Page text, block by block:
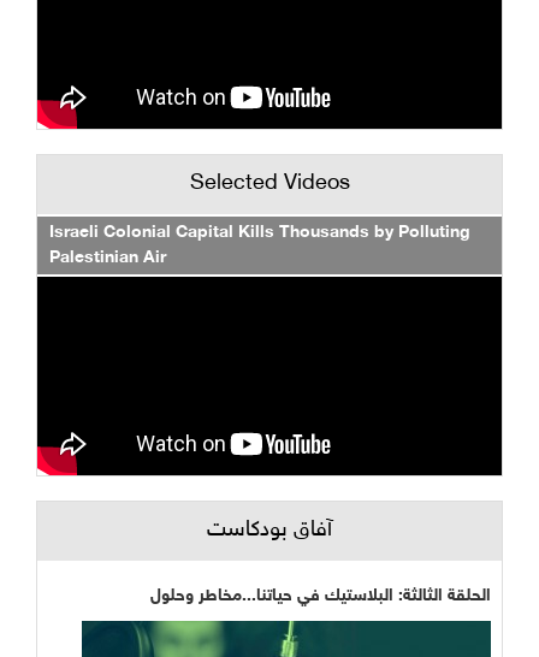
Selected Videos
Israeli Colonial Capital Kills Thousands by Polluting
Palestinian Air
آفاق بودكاست
الحلقة الثالثة: البلاستيك في حياتنا...مخاطر وحلول